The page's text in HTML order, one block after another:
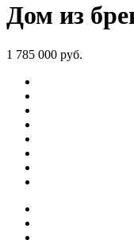
Дом из
1 785 000 руб.